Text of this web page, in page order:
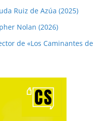
Ruiz de Azúa (2025)
Nolan (2026)
de «Los Caminantes de